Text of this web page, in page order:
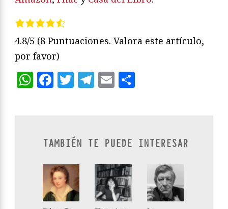
4.8/5 (8 Puntuaciones. Valora este artículo,
por favor)
WhatsApp
Facebook
Twitter
Telegram
Email
TAMBIÉN TE PUEDE INTERESAR